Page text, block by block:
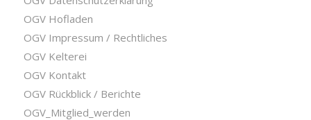
OGV Hofladen
OGV Impressum / Rechtliches
OGV Kelterei
OGV Kontakt
OGV Rückblick / Berichte
OGV_Mitglied_werden